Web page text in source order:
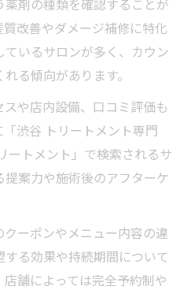
を利用するメリットとは
メント専門店が選ばれる
髪質改善サービスの違い
迷った時の選び方ポイン
門美容室の口コミと評判
のトリートメント専門店
び方の秘訣を解説
剤の種類を確認することが
改善やダメージ補修に特化
ているサロンが多く、カウン
る傾向があります。
や店内設備、口コミ評価も
渋谷 トリートメント専門
ートメント」で検索されるサ
案力や施術後のアフターケ
ーポンやメニュー内容の違
る効果や持続期間について
舗によっては完全予約制や